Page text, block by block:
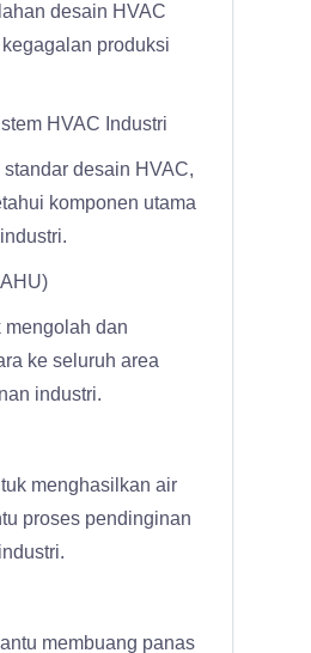
desain HVAC
produksi
HVAC Industri
desain HVAC,
komponen utama
dan
ke seluruh area
industri.
menghasilkan air
proses pendinginan
membuang panas